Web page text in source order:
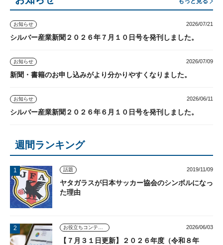
お知らせ 2026/07/21
シルバー産業新聞２０２６年７月１０日号を発刊しました。
お知らせ 2026/07/09
新聞・書籍のお申し込みがより分かりやすくなりました。
お知らせ 2026/06/11
シルバー産業新聞２０２６年６月１０日号を発刊しました。
週間ランキング
話題 2019/11/09
ヤタガラスが日本サッカー協会のシンボルになっ
た理由
2026/06/03
【７月３１日更新】２０２６年度（令和８年